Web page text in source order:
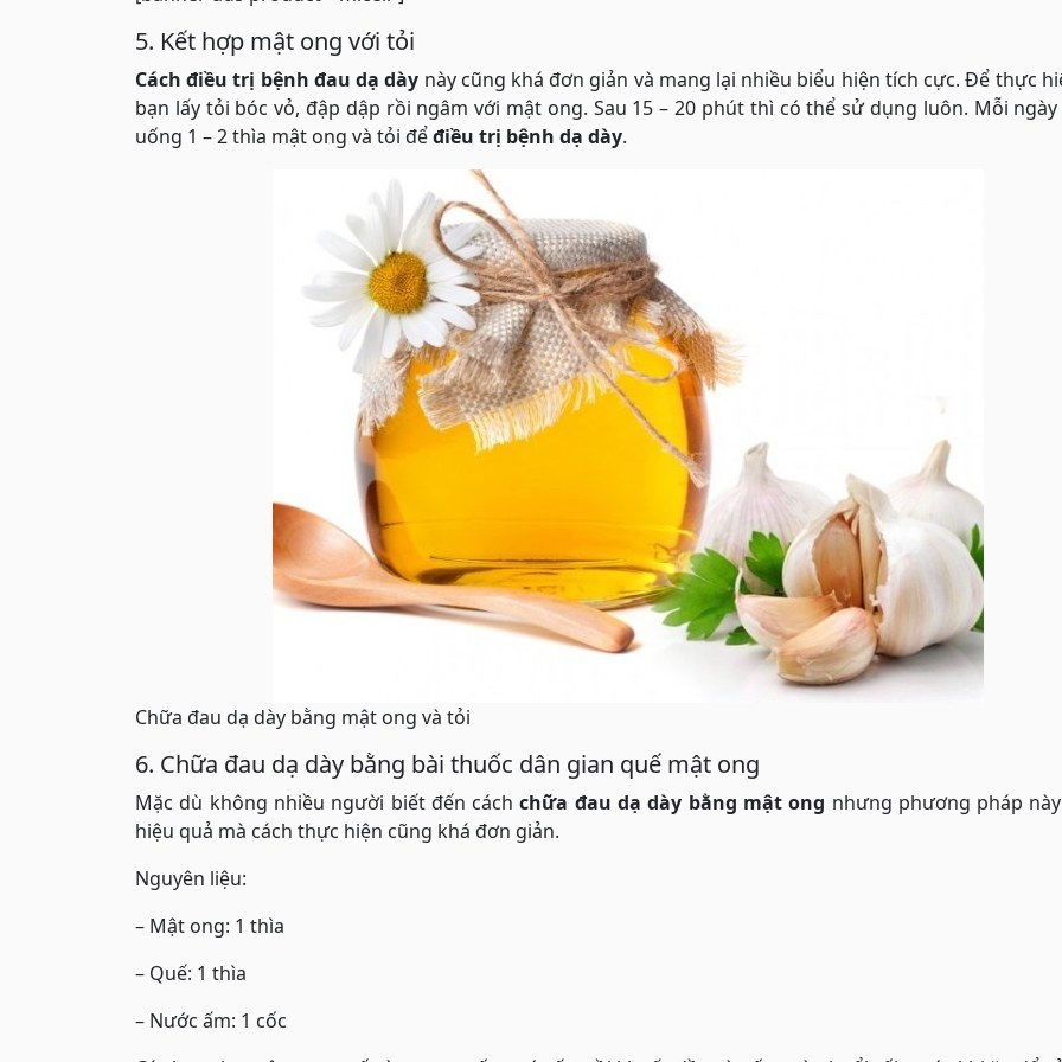
5. Kết hợp mật ong với tỏi
Cách điều trị bệnh đau dạ dày này cũng khá đơn giản và mang lại nhiều biểu hiện tích cực. Để thực
bạn lấy tỏi bóc vỏ, đập dập rồi ngâm với mật ong. Sau 15 – 20 phút thì có thể sử dụng luôn. Mỗi
uống 1 – 2 thìa mật ong và tỏi đểđiều trị bệnh dạ dày.
Chữa đau dạ dày bằng mật ong và tỏi
6. Chữa đau dạ dày bằng bài thuốc dân gian quế mật ong
Mặc dù không nhiều người biết đến cáchchữa đau dạ dày bằng mật ong nhưng phương pháp
hiệu quả mà cách thực hiện cũng khá đơn giản.
Nguyên liệu:
– Mật ong: 1 thìa
– Quế: 1 thìa
– Nước ấm: 1 cốc